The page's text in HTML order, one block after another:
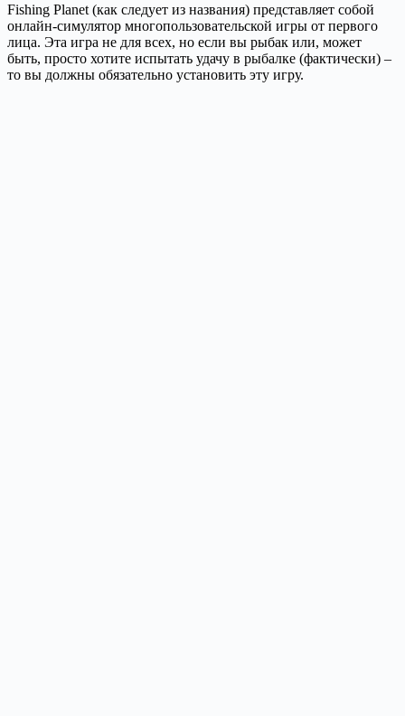
Fishing Planet (как следует из названия) представляет собой
онлайн-симулятор многопользовательской игры от первого
лица. Эта игра не для всех, но если вы рыбак или, может
быть, просто хотите испытать удачу в рыбалке (фактически) –
то вы должны обязательно установить эту игру.